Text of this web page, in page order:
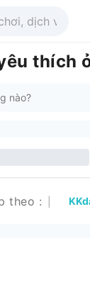
thích ở
theo :